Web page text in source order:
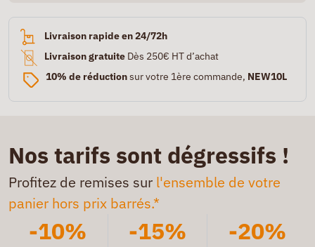
Livraison rapide en 24/72h
Livraison gratuite Dès 250€ HT d’achat
10% de réductionsur votre 1ère commande, NEW10L
Nos tarifs sont dégressifs !
Profitez de remises sur l'ensemble de votre
panier hors prix barrés.*
-10% -15% -20%